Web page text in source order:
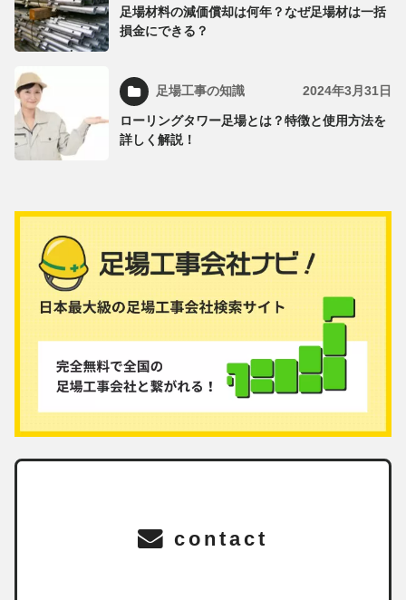
足場材料の減価償却は何年？なぜ足場材は一括
損金にできる？
足場工事の知識 2024年3月31日
ローリングタワー足場とは？特徴と使用方法を
詳しく解説！
contact